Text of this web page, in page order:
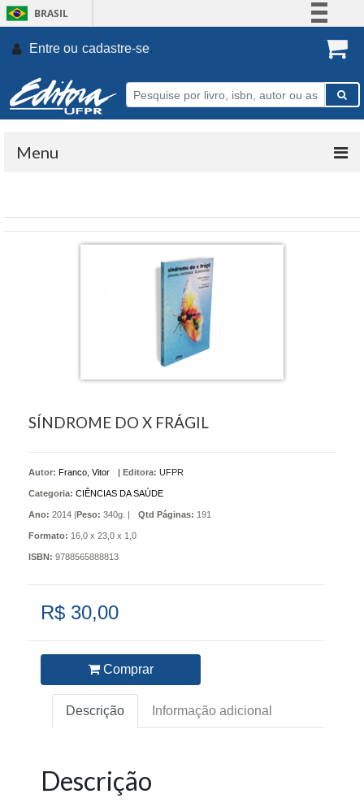
BRASIL
Participe
Entre ou cadastre-se.
Menu
SÍNDROME DO X FRÁGIL
Autor: Franco, Vitor | Editora: UFPR
Categoria: CIÊNCIAS DA SAÚDE
Ano: 2014 |Peso: 340g. | Qtd Páginas: 191
Formato: 16,0 x 23,0 x 1,0
ISBN: 9788565888813
R$ 30,00
Comprar
Descrição Informação adicional
Descrição